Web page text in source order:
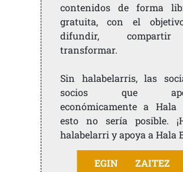
contenidos de forma
gratuita, con el
difundir,
transformar.
Sin halabelarris, las
socios que
económicamente a Hala
esto no sería posible.
halabelarri y apoya a Hala
EGIN ZAITEZ